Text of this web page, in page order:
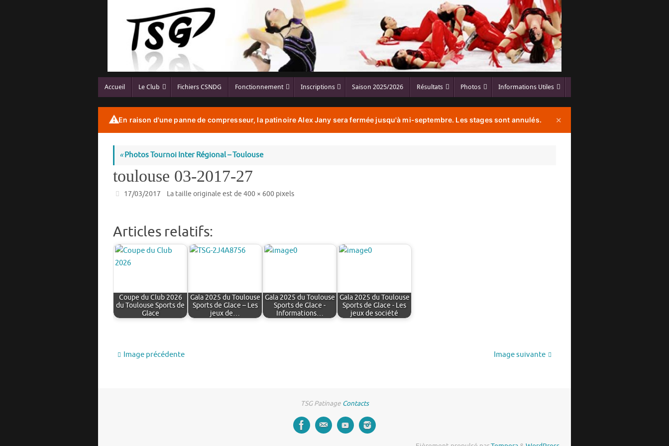
Accueil Le Club Fichiers CSNDG Fonctionnement Inscriptions Saison 2025/2026 Résultats Photos Informations Utiles
⚠️En raison d'une panne de compresseur, la patinoire Alex Jany sera fermée jusqu'à mi-septembre. Les stages sont annulés. ✕
«Photos Tournoi Inter Régional – Toulouse
toulouse 03-2017-27
17/03/2017 La taille originale est de400 × 600 pixels
Articles relatifs:
Coupe du Club 2026
du Toulouse Sports de
Glace
Gala 2025 du Toulouse
Sports de Glace – Les
jeux de…
Gala 2025 du Toulouse
Sports de Glace -
Informations…
Gala 2025 du Toulouse
Sports de Glace - Les
jeux de société
Image précédente Image suivante
TSG Patinage Contacts